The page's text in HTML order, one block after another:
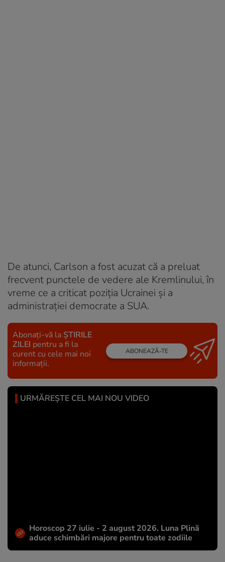
De atunci, Carlson a fost acuzat că a preluat
frecvent punctele de vedere ale Kremlinului, în
vreme ce a criticat poziția Ucrainei și a
administrației democrate a SUA.
Abonați-vă la ȘTIRILE
ZILEI pentru a fi la
curent cu cele mai noi
informații.
ABONEAZĂ-TE
URMĂREȘTE CEL MAI NOU VIDEO
Horoscop 27 iulie - 2 august 2026. Luna Plină
aduce schimbări majore pentru toate zodiile